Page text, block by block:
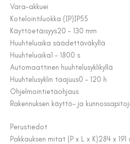
Vara-akkuei
Kotelointiluokka (IP)IP55
Käyttöetäisyys20 – 130 mm
Huuhteluaika säädettäväkyllä
Huuhteluaika1 – 1800 s
Automaattinen huuhtelusyklikyllä
Huuhtelusyklin taajuus0 – 120 h
Ohjelmointietäohjaus
Rakennuksen käyttö- ja
Perustiedot
Pakkauksen mitat (P x L x K)284 x 191